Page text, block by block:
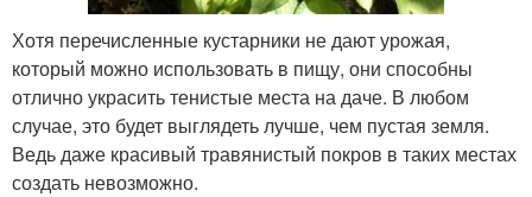
Хотя перечисленные кустарники не дают урожая,
который можно использовать в пищу, они способны
отлично украсить тенистые места на даче. В любом
случае, это будет выглядеть лучше, чем пустая земля.
Ведь даже красивый травянистый покров в таких местах
создать невозможно.